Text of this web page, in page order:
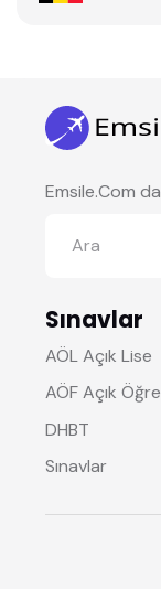
Emsile.Com
Sınavlar
AÖL Açık Lise
AÖF Açık
DHBT
Sınavlar